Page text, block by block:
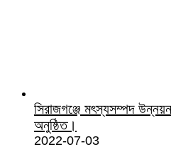
সিরাজগঞ্জে মৎস্যসম্পদ
অনুষ্ঠিত।
2022-07-03